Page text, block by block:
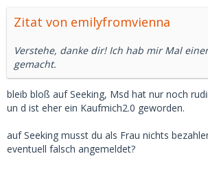
Zitat von emilyfromvienna
Verstehe, danke dir! Ich hab mir Mal
gemacht.
bleib bloß auf Seeking, Msd hat nur noch
un d ist eher ein Kaufmich2.0 geworden.
auf Seeking musst du als Frau nichts
eventuell falsch angemeldet?